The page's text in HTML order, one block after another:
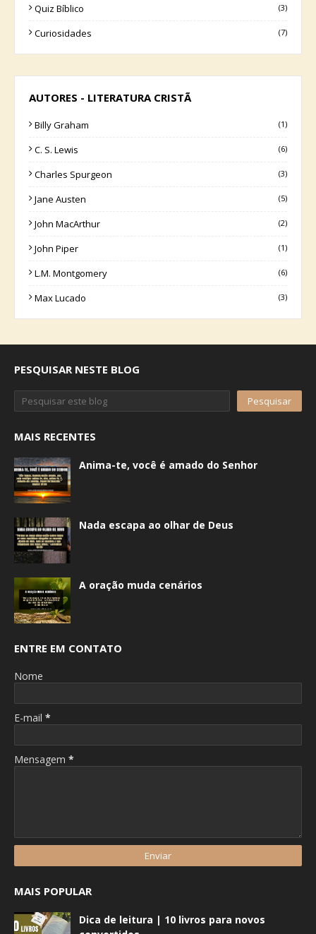
Quiz Bíblico (3)
Curiosidades (7)
AUTORES - LITERATURA CRISTÃ
Billy Graham (1)
C. S. Lewis (6)
Charles Spurgeon (3)
Jane Austen (5)
John MacArthur (2)
John Piper (1)
L.M. Montgomery (6)
Max Lucado (3)
PESQUISAR NESTE BLOG
MAIS RECENTES
Anima-te, você é amado do Senhor
Nada escapa ao olhar de Deus
A oração muda cenários
ENTRE EM CONTATO
Nome
E-mail *
Mensagem *
MAIS POPULAR
Dica de leitura | 10 livros para novos